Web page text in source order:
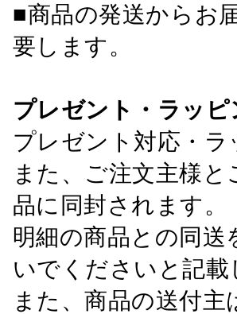
■商品の発送からお
要します。
プレゼント・ラッ
プレゼント対応・
また、ご注文主様
品に同封されます。
明細の商品との同
いでくださいと記
また、商品の送付